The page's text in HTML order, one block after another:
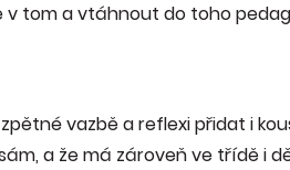
v tom a vtáhnout do toho
vazbě a reflexi přidat i
a že má zároveň ve třídě i